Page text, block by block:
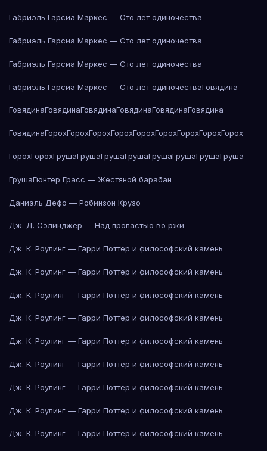
Габриэль Гарсиа Маркес — Сто лет одиночества
Габриэль Гарсиа Маркес — Сто лет одиночества
Габриэль Гарсиа Маркес — Сто лет одиночества
Габриэль Гарсиа Маркес — Сто лет одиночестваГовядина
ГовядинаГовядинаГовядинаГовядинаГовядинаГовядина
ГовядинаГорохГорохГорохГорохГорохГорохГорохГорохГорох
ГорохГорохГрушаГрушаГрушаГрушаГрушаГрушаГрушаГруша
ГрушаГюнтер Грасс — Жестяной барабан
Даниэль Дефо — Робинзон Крузо
Дж. Д. Сэлинджер — Над пропастью во ржи
Дж. К. Роулинг — Гарри Поттер и философский камень
Дж. К. Роулинг — Гарри Поттер и философский камень
Дж. К. Роулинг — Гарри Поттер и философский камень
Дж. К. Роулинг — Гарри Поттер и философский камень
Дж. К. Роулинг — Гарри Поттер и философский камень
Дж. К. Роулинг — Гарри Поттер и философский камень
Дж. К. Роулинг — Гарри Поттер и философский камень
Дж. К. Роулинг — Гарри Поттер и философский камень
Дж. К. Роулинг — Гарри Поттер и философский камень